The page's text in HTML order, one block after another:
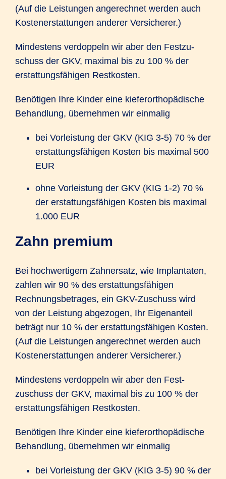
(Auf die Leistungen angerechnet werden auch
Kostenerstattungen anderer Versicherer.)
Mindestens verdoppeln wir aber den Festzu­
schuss der GKV, maximal bis zu 100 % der
erstattungs­fähigen Rest­kosten.
Benötigen Ihre Kinder eine kiefer­orthopädische
Behandlung, übernehmen wir einmalig
bei Vorleistung der GKV (KIG 3-5) 70 % der
erstattungs­fähigen Kosten bis maximal 500
EUR
ohne Vorleistung der GKV (KIG 1-2) 70 %
der erstattungs­fähigen Kosten bis maximal
1.000 EUR
Zahn premium
Bei hochwertigem Zahn­ersatz, wie Implantaten,
zahlen wir 90 % des erstattungs­fähigen
Rechnungs­betrages, ein GKV-Zuschuss wird
von der Leistung abgezogen, Ihr Eigen­anteil
beträgt nur 10 % der erstattungs­fähigen Kosten.
(Auf die Leistungen angerechnet werden auch
Kostenerstattungen anderer Versicherer.)
Mindestens verdoppeln wir aber den Fest­
zuschuss der GKV, maximal bis zu 100 % der
erstattungs­fähigen Rest­kosten.
Benötigen Ihre Kinder eine kiefer­orthopädische
Behandlung, übernehmen wir einmalig
bei Vorleistung der GKV (KIG 3-5) 90 % der